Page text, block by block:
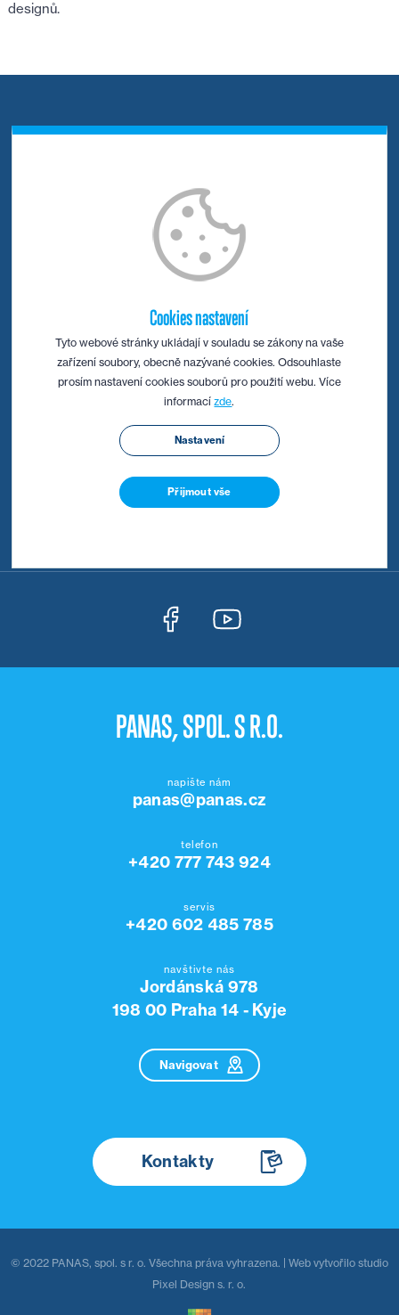
designů.
O firmě
Servis
Stroje
Nástroje
Aktuality
Kontakt
KARIÉRA
Obchodní zástupce
PANAS, SPOL. S R.O.
napište nám
panas@panas.cz
telefon
+420 777 743 924
servis
+420 602 485 785
navštivte nás
Jordánská 978
198 00 Praha 14 - Kyje
Navigovat
Kontakty
© 2022 PANAS, spol. s r. o. Všechna práva vyhrazena. | Web vytvořilo studio
Pixel Design s. r. o.
Cookies nastavení
Tyto webové stránky ukládají v souladu se zákony na vaše
zařízení soubory, obecně nazývané cookies. Odsouhlaste
prosím nastavení cookies souborů pro použití webu. Více
informacízde.
Nastavení
Přijmout vše